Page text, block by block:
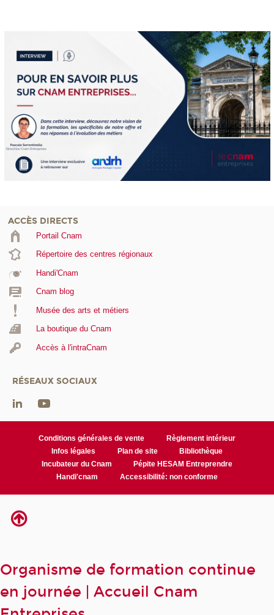
ACCÈS DIRECTS
Portail Cnam
Répertoire des centres régionaux
Handi'Cnam
Cnam blog
Musée des arts et métiers
La boutique du Cnam
Accès à l'intraCnam
RÉSEAUX SOCIAUX
Conditions générales de vente
Règlement intérieur
Infos légales
Plan de site
Bibliothèque
Incubateur du Cnam
Pépite HESAM Entreprendre
Handi'cnam
Accessibilité: non conforme
Organisme de formation continue
en journée | Accueil Cnam